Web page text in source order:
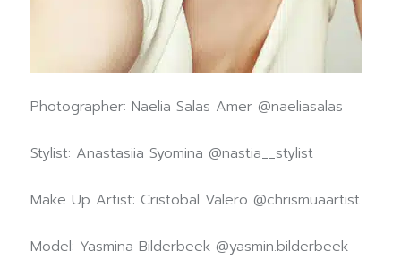
Photographer: Naelia Salas Amer @naeliasalas
Stylist: Anastasiia Syomina @nastia__stylist
Make Up Artist: Cristobal Valero @chrismuaartist
Model: Yasmina Bilderbeek @yasmin.bilderbeek